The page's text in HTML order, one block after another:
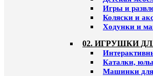
Игры и
Коляски и
Ходунки и
02. ИГРУШКИ
Каталки,
Машинки